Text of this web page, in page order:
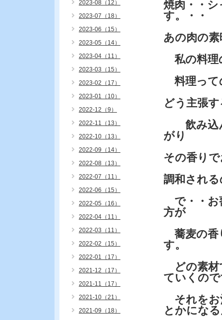
焼肉・・
す。・・
あの肉の
私の料理
料理って
どう主張
飲み込ん
がり
その香り
調和され
で・・お
方が
蕎麦の香
す。
どの素材
ていくの
それをお
とかにな
2023-08（12）
2023-07（18）
2023-06（15）
2023-05（14）
2023-04（11）
2023-03（15）
2023-02（17）
2023-01（10）
2022-12（9）
2022-11（13）
2022-10（13）
2022-09（14）
2022-08（13）
2022-07（11）
2022-06（15）
2022-05（16）
2022-04（11）
2022-03（11）
2022-02（15）
2022-01（17）
2021-12（17）
2021-11（17）
2021-10（21）
2021-09（18）